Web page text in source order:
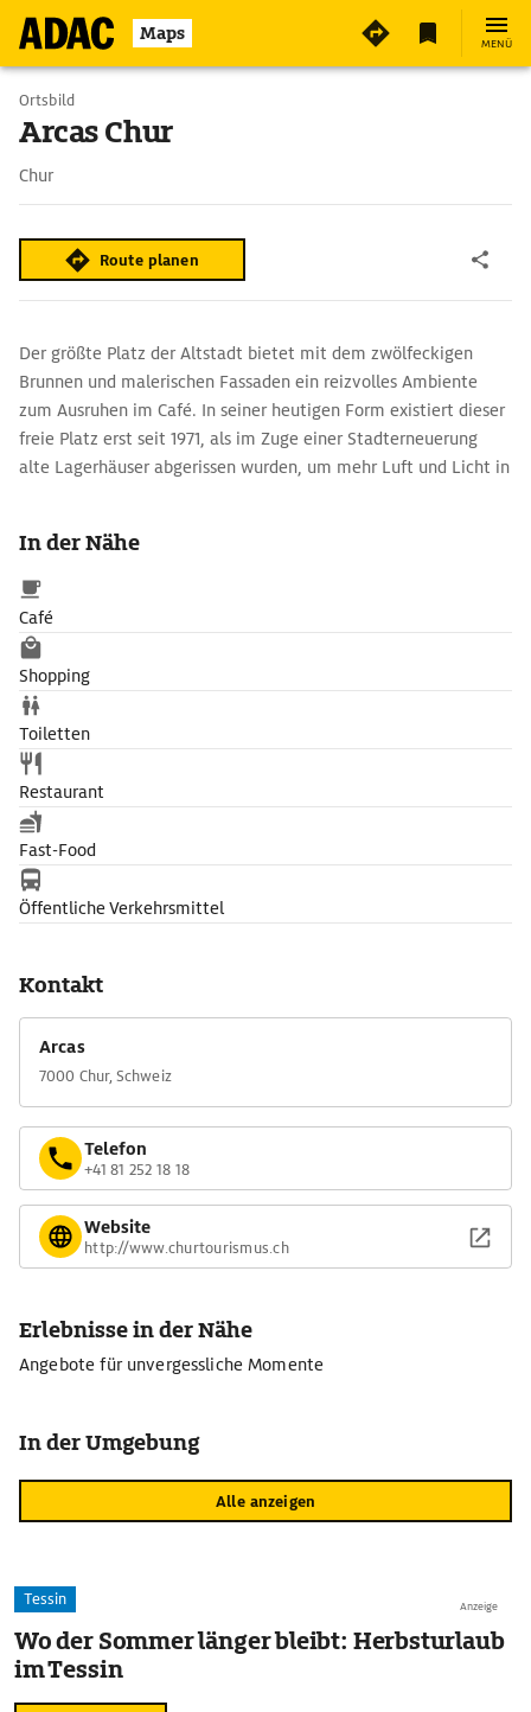
Maps MENÜ
Ortsbild
Arcas Chur
Chur
Route planen
Der größte Platz der Altstadt bietet mit dem zwölfeckigen
Brunnen und malerischen Fassaden ein reizvolles Ambiente
zum Ausruhen im Café. In seiner heutigen Form existiert dieser
freie Platz erst seit 1971, als im Zuge einer Stadterneuerung
alte Lagerhäuser abgerissen wurden, um mehr Luft und Licht in
In der Nähe
Café
Shopping
Toiletten
Restaurant
Fast-Food
Öffentliche Verkehrsmittel
Kontakt
Arcas
7000 Chur, Schweiz
Telefon
+41 81 252 18 18
Website
http://www.churtourismus.ch
Erlebnisse in der Nähe
Angebote für unvergessliche Momente
In der Umgebung
Alle anzeigen
Anzeige
Tessin
Wo der Sommer länger bleibt: Herbsturlaub
im Tessin